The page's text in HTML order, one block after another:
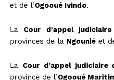
et de l’Ogooué Ivindo.
La Cour d’appel
provinces de la Ngounié et
La Cour d’appel judiciaire
province de l’Ogooué